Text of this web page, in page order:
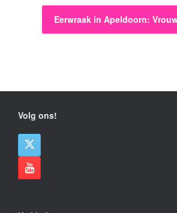
Eerwraak in Apeldoorn:
Volg ons!